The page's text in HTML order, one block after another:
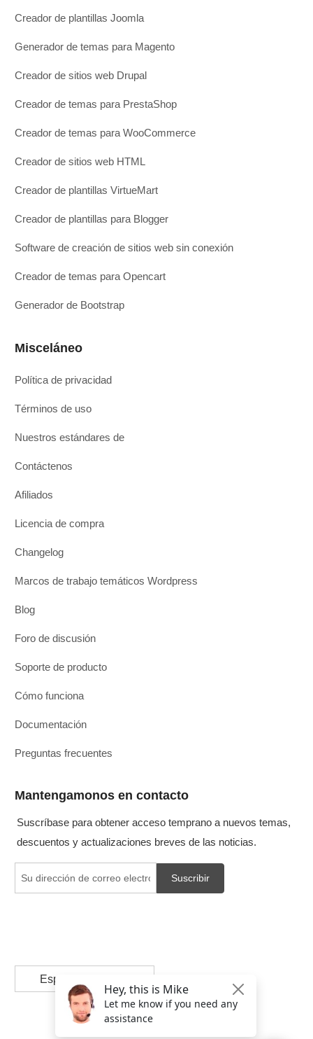
Creador de plantillas Joomla
Generador de temas para Magento
Creador de sitios web Drupal
Creador de temas para PrestaShop
Creador de temas para WooCommerce
Creador de sitios web HTML
Creador de plantillas VirtueMart
Creador de plantillas para Blogger
Software de creación de sitios web sin conexión
Creador de temas para Opencart
Generador de Bootstrap
Misceláneo
Política de privacidad
Términos de uso
Nuestros estándares de
Contáctenos
Afiliados
Licencia de compra
Changelog
Marcos de trabajo temáticos Wordpress
Blog
Foro de discusión
Soporte de producto
Cómo funciona
Documentación
Preguntas frecuentes
Mantengamonos en contacto
Suscríbase para obtener acceso temprano a nuevos temas,
descuentos y actualizaciones breves de las noticias.
Suscribir
Español